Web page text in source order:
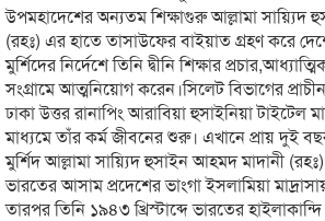
উপমহাদেশের অন্যতম শিক্ষাগুরু আল্লামা সায়্যিদ
(রহঃ) এর হাতে তাসাউফের বাইয়াত গ্রহণ করে
মুর্শিদের নির্দেশে তিনি দ্বীনি শিক্ষার
সংগ্রামে আত্মনিয়োগ করেন।সিলেট বিভাগের
ঢাকা উত্তর রানাপিং আরাবিয়া হুসাইনিয়া টাইটেল
মাধ্যমে তাঁর কর্ম জীবনের শুরু। এখানে প্রায় দুই
মুর্শিদ আল্লামা সায়্যিদ হুসাইন আহমদ মাদানী
ভারতের আসাম প্রদেশের ভাংগা ইসলামিয়া
তারপর তিনি ১৯৪৩ খ্রিস্টাব্দে ভারতের হাইলাকান্দি